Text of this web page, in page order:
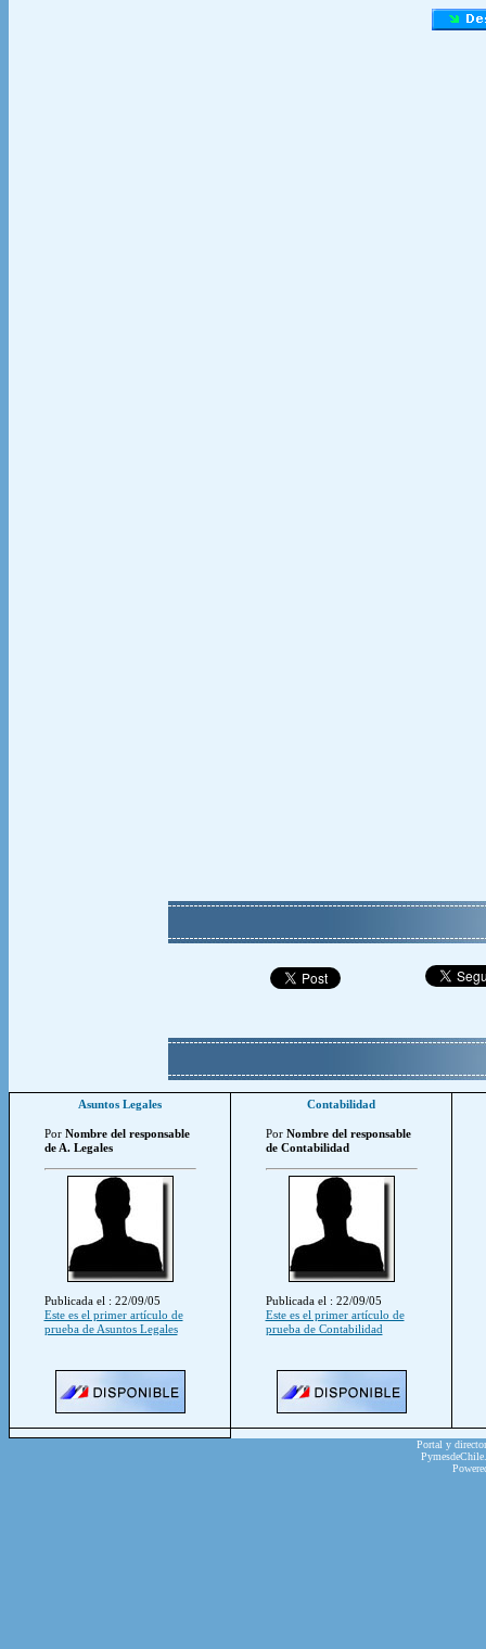
Asuntos Legales
Por Nombre del responsable
de A. Legales
Publicada el : 22/09/05
Este es el primer artículo de
prueba de Asuntos Legales
Contabilidad
Por Nombre del responsable
de Contabilidad
Publicada el : 22/09/05
Este es el primer artículo de
prueba de Contabilidad
Portal y